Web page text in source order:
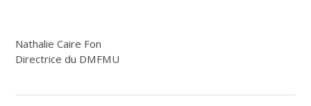
Nathalie Caire Fon
Directrice du DMFMU